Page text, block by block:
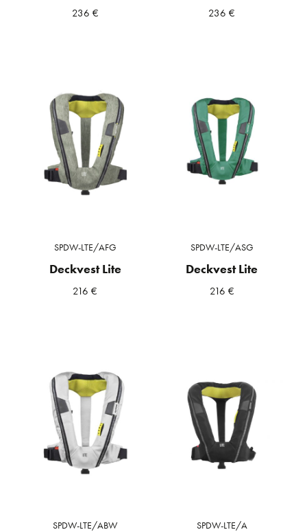
236 € 236€
SPDW-LTE/AFG
Deckvest Lite
216€
SPDW-LTE/ASG
Deckvest Lite
216 €
SPDW-LTE/ABW SPDW-LTE/A